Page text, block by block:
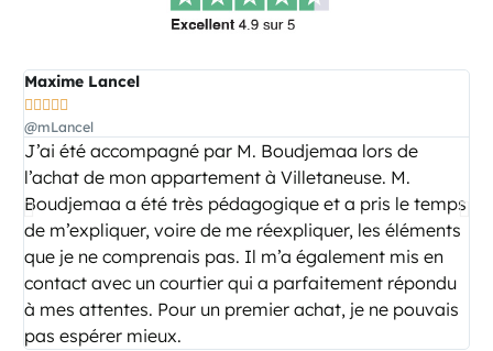
Maxime Lancel

@mLancel
J’ai été accompagné par M. Boudjemaa lors de
l’achat de mon appartement à Villetaneuse. M.
Boudjemaa a été très pédagogique et a pris le temps
de m’expliquer, voire de me réexpliquer, les éléments
que je ne comprenais pas. Il m’a également mis en
contact avec un courtier qui a parfaitement répondu
à mes attentes. Pour un premier achat, je ne pouvais
pas espérer mieux.